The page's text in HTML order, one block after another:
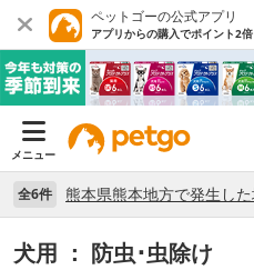
ペットゴーの公式アプリ
アプリからの購入でポイント2倍
メニュー
全6件
犬用 ： 防虫･虫除け